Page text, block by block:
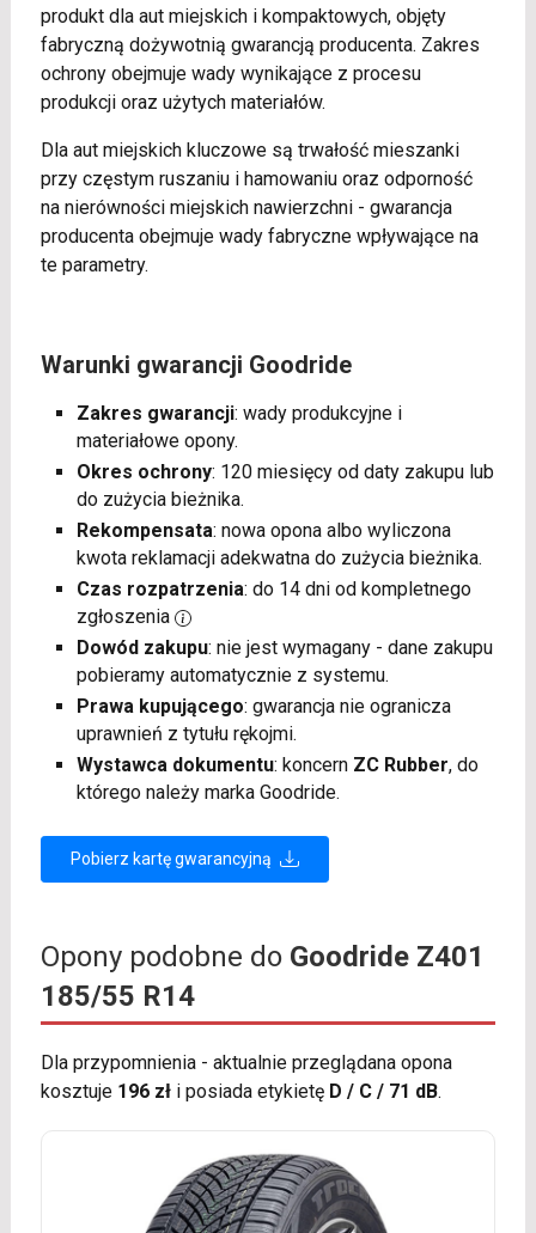
produkt dla aut miejskich i kompaktowych, objęty
fabryczną dożywotnią gwarancją producenta. Zakres
ochrony obejmuje wady wynikające z procesu
produkcji oraz użytych materiałów.
Dla aut miejskich kluczowe są trwałość mieszanki
przy częstym ruszaniu i hamowaniu oraz odporność
na nierówności miejskich nawierzchni - gwarancja
producenta obejmuje wady fabryczne wpływające na
te parametry.
Warunki gwarancji Goodride
Zakres gwarancji: wady produkcyjne i
materiałowe opony.
Okres ochrony: 120 miesięcy od daty zakupu lub
do zużycia bieżnika.
Rekompensata: nowa opona albo wyliczona
kwota reklamacji adekwatna do zużycia bieżnika.
Czas rozpatrzenia: do 14 dni od kompletnego
zgłoszenia
Dowód zakupu: nie jest wymagany - dane zakupu
pobieramy automatycznie z systemu.
Prawa kupującego: gwarancja nie ogranicza
uprawnień z tytułu rękojmi.
Wystawca dokumentu: koncern ZC Rubber, do
którego należy marka Goodride.
Pobierz kartę gwarancyjną
Opony podobne do Goodride Z401
185/55 R14
Dla przypomnienia - aktualnie przeglądana opona
kosztuje 196 złi posiada etykietę D / C / 71 dB.